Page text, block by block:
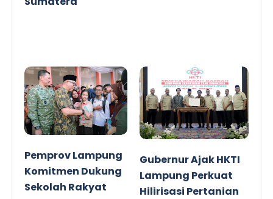
Pemprov Lampung
Komitmen Dukung
Sekolah Rakyat
Gubernur Ajak HKTI
Lampung Perkuat
Hilirisasi Pertanian